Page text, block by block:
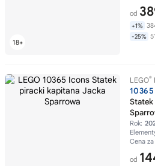
od
+1%
-25%
LEGO®
10365
Statek
Rok:
Cena
od